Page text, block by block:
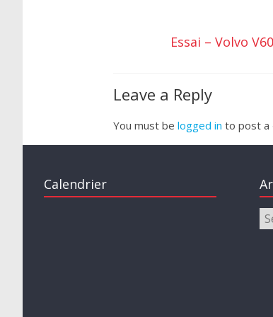
Essai – Volvo
Leave a Reply
You must be logged in to post a
Calendrier